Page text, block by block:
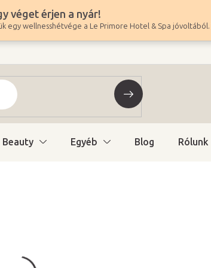
véget érjen a nyár!
egy wellnesshétvége a Le Primore Hotel & Spa jóvoltából.
Beauty Egyéb Blog Rólunk